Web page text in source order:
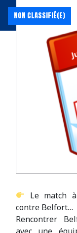
NON CLASSIFIÉ(E)
Le match
contre Belfort…
Rencontrer